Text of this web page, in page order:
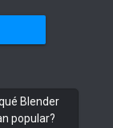
Blender
popular?